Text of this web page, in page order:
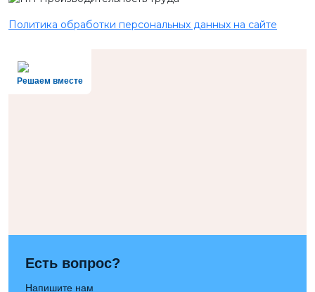
Политика обработки персональных данных на сайте
Решаем вместе
Есть вопрос?
Напишите нам